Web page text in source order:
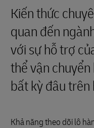
Kiến thức
quan đến
với sự hỗ trợ
thể vận
bất kỳ đâu
Khả năng theo dõi lô